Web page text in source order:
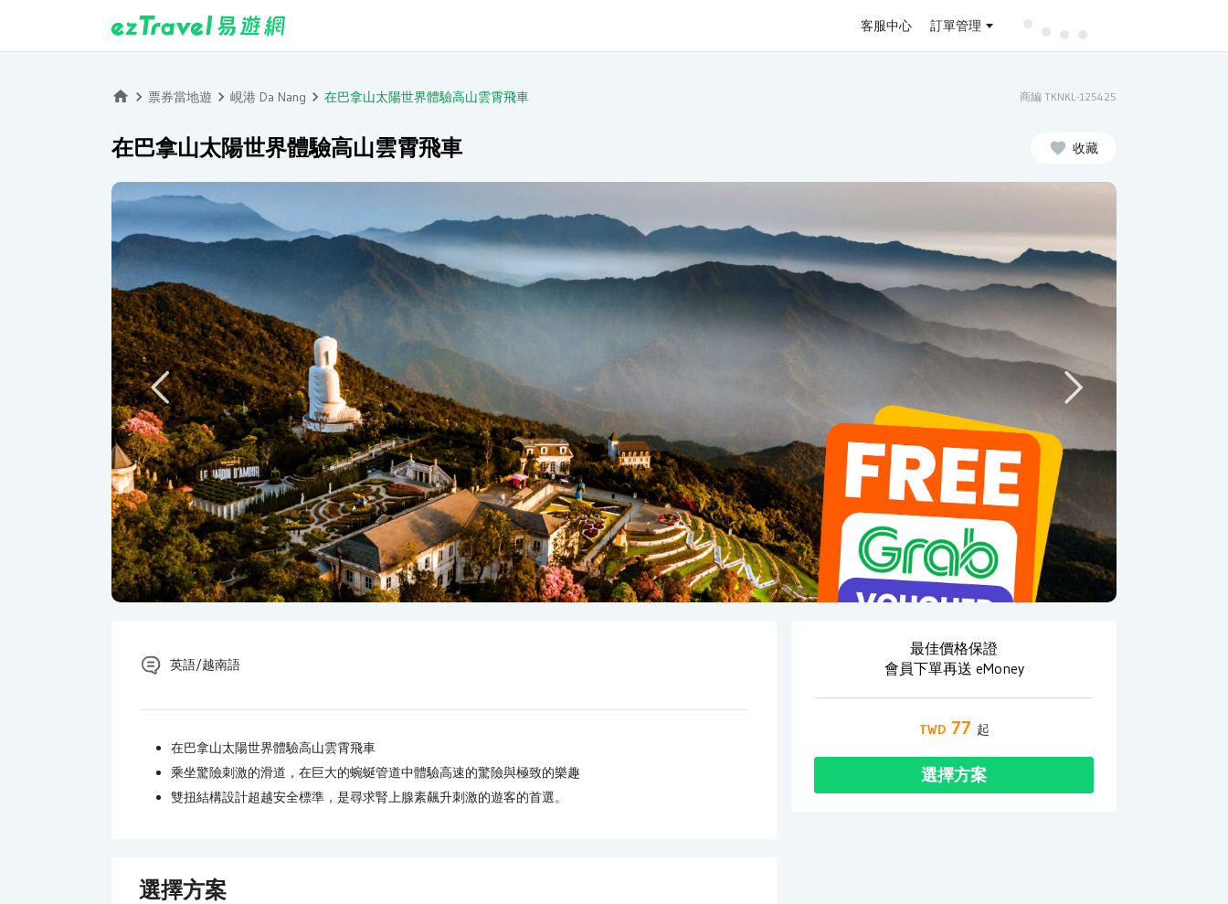
客服中心 訂單管理
票券當地遊 峴港 Da Nang 在巴拿山太陽世界體驗高山雲霄飛車 商編 TKNKL-125425
在巴拿山太陽世界體驗高山雲霄飛車 收藏
英語/越南語
在巴拿山太陽世界體驗高山雲霄飛車
乘坐驚險刺激的滑道，在巨大的蜿蜒管道中體驗高速的驚險與極致的樂趣
雙扭結構設計超越安全標準，是尋求腎上腺素飆升刺激的遊客的首選。
選擇方案
最佳價格保證
會員下單再送 eMoney
77
選擇方案